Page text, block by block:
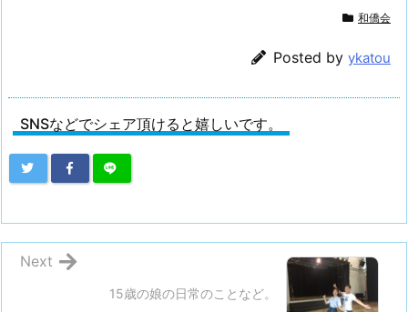
和僑会
Posted by ykatou
SNSなどでシェア頂けると嬉しいです。
15歳の娘の日常のことなど。
Next